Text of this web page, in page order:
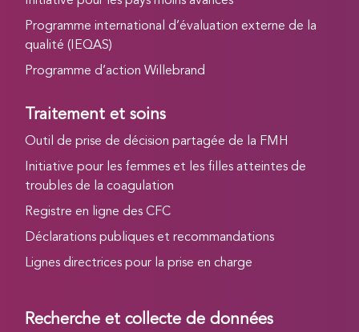
Programme international d’évaluation externe de la
qualité (IEQAS)
Programme d’action Willebrand
Traitement et soins
Outil de prise de décision partagée de la FMH
Initiative pour les femmes et les filles atteintes de
troubles de la coagulation
Registre en ligne des CFC
Déclarations publiques et recommandations
Lignes directrices pour la prise en charge
Recherche et collecte de données